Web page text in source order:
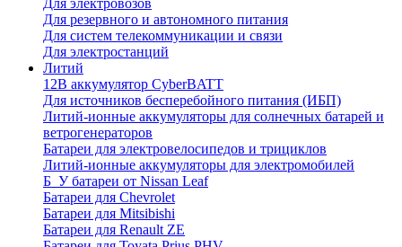
Для электровозов
Для резервного и автономного питания
Для систем телекоммуникации и связи
Для электростанций
Литий
12В аккумулятор CyberBATT
Для источников бесперебойного питания (ИБП)
Литий-ионные аккумуляторы для солнечных батарей и
ветрогенераторов
Батареи для электровелосипедов и трициклов
Литий-ионные аккумуляторы для электромобилей
Б_У батареи от Nissan Leaf
Батареи для Chevrolet
Батареи для Mitsibishi
Батареи для Renault ZE